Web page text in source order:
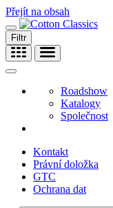
Přejít na obsah
Filtr
Roadshow
Katalogy
Společnost
Kontakt
Právní doložka
GTC
Ochrana dat